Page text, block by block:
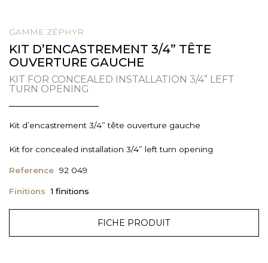
GAMME ZÉPHYR
KIT D’ENCASTREMENT 3/4” TÊTE
OUVERTURE GAUCHE
KIT FOR CONCEALED INSTALLATION 3/4” LEFT
TURN OPENING
Kit d’encastrement 3/4” tête ouverture gauche
Kit for concealed installation 3/4” left turn opening
Reference 92 049
Finitions 1 finitions
FICHE PRODUIT